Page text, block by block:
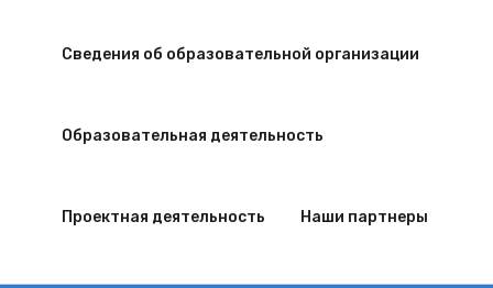
Сведения об образовательной организации
Образовательная деятельность
Проектная деятельность Наши партнеры